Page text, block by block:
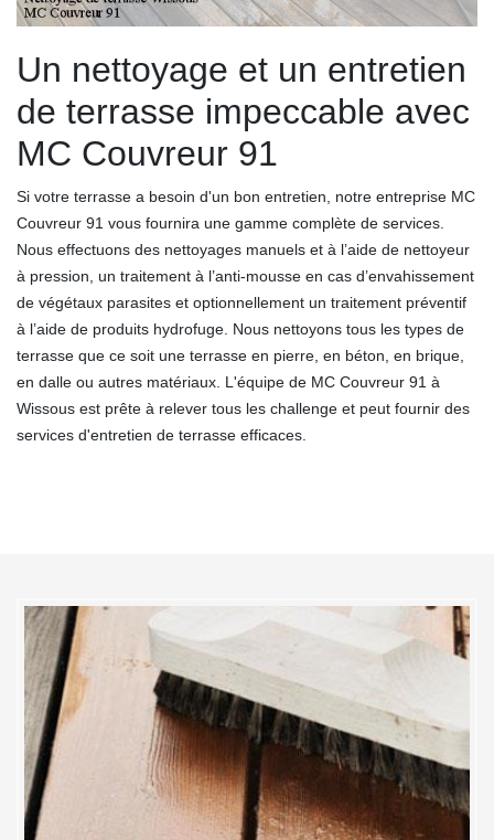
Un nettoyage et un entretien
de terrasse impeccable avec
MC Couvreur 91
Si votre terrasse a besoin d'un bon entretien, notre entreprise MC
Couvreur 91 vous fournira une gamme complète de services.
Nous effectuons des nettoyages manuels et à l’aide de nettoyeur
à pression, un traitement à l’anti-mousse en cas d’envahissement
de végétaux parasites et optionnellement un traitement préventif
à l’aide de produits hydrofuge. Nous nettoyons tous les types de
terrasse que ce soit une terrasse en pierre, en béton, en brique,
en dalle ou autres matériaux. L'équipe de MC Couvreur 91 à
Wissous est prête à relever tous les challenge et peut fournir des
services d'entretien de terrasse efficaces.